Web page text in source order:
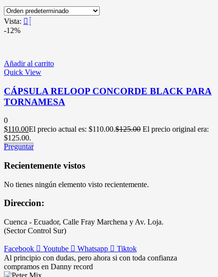
Vista:
-12%
Añadir al carrito
Quick View
CÁPSULA RELOOP CONCORDE BLACK PARA
TORNAMESA
0
$110.00El precio actual es: $110.00.$125.00 El precio original era:
$125.00.
Preguntar
Recientemente vistos
No tienes ningún elemento visto recientemente.
Direccion:
Cuenca - Ecuador, Calle Fray Marchena y Av. Loja.
(Sector Control Sur)
Facebook Youtube Whatsapp
Tiktok
Al principio con dudas, pero ahora si con toda confianza
compramos en Danny record